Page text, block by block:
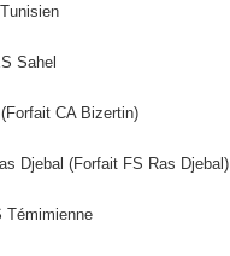
Sahel
CA Bizertin)
Djebal (Forfait FS Ras Djebal)
Témimienne